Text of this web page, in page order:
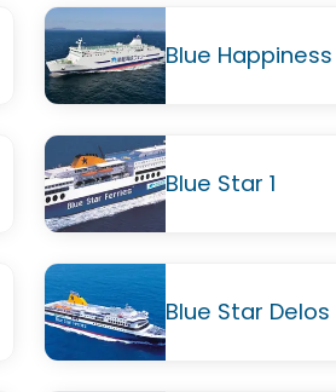
Blue Happiness
Blue Star 1
Blue Star Delos